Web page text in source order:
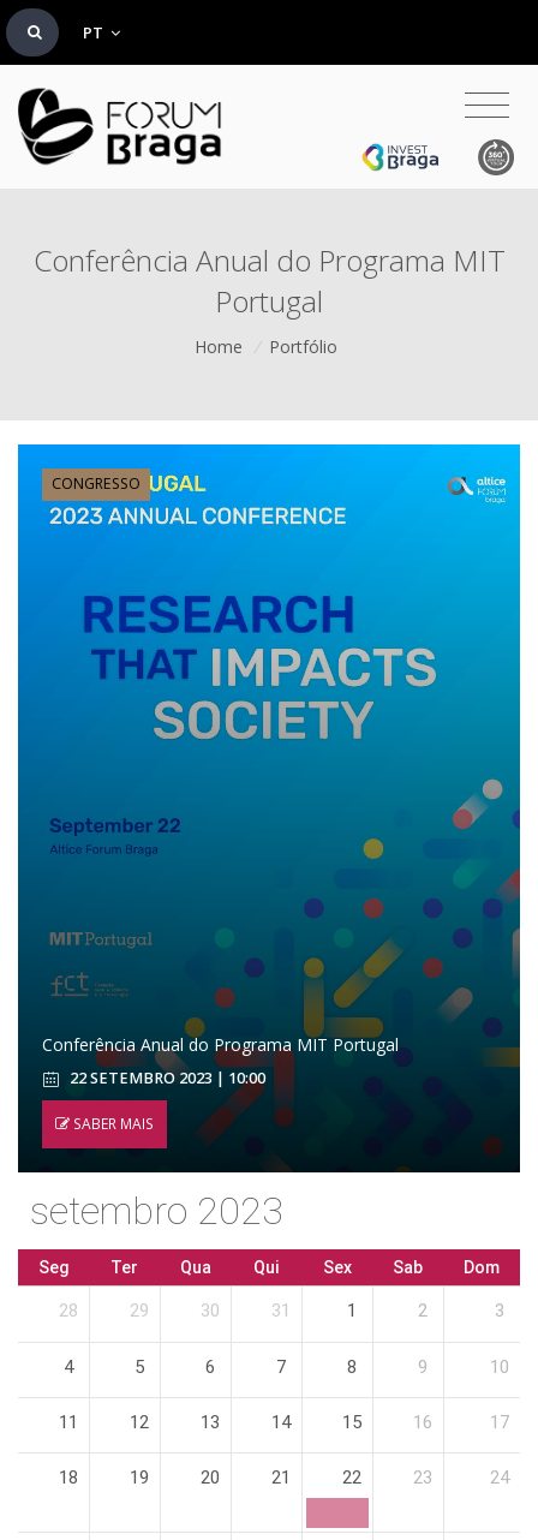
PT
Conferência Anual do Programa MIT
Portugal
Home / Portfólio
CONGRESSO
Conferência Anual do Programa MIT Portugal
22 SETEMBRO 2023 | 10:00
SABER MAIS
setembro 2023
Seg Ter Qua Qui Sex Sab Dom
28 29 30 31 1 2 3
4 5 6 7 8 9 10
11 12 13 14 15 16 17
18 19 20 21 22 23 24